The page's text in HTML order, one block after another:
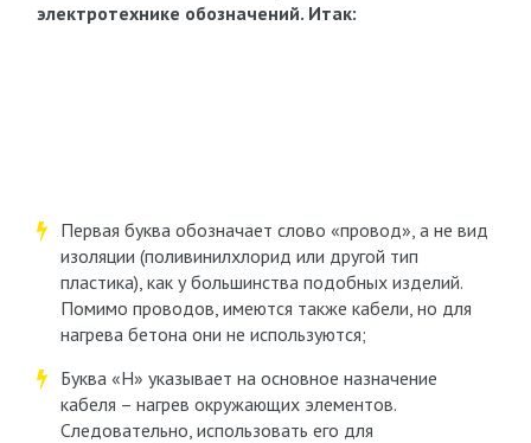
электротехнике обозначений. Итак:
Первая буква обозначает слово «провод», а не вид
изоляции (поливинилхлорид или другой тип
пластика), как у большинства подобных изделий.
Помимо проводов, имеются также кабели, но для
нагрева бетона они не используются;
Буква «Н» указывает на основное назначение
кабеля – нагрев окружающих элементов.
Следовательно, использовать его для